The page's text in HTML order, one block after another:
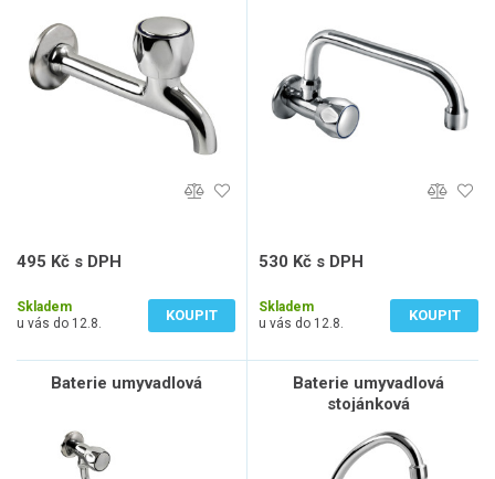
495 Kč s DPH
Skladem
u vás do 12.8.
KOUPIT
530 Kč s DPH
Skladem
u vás do 12.8.
KOUPIT
Baterie umyvadlová
Baterie umyvadlová
stojánková